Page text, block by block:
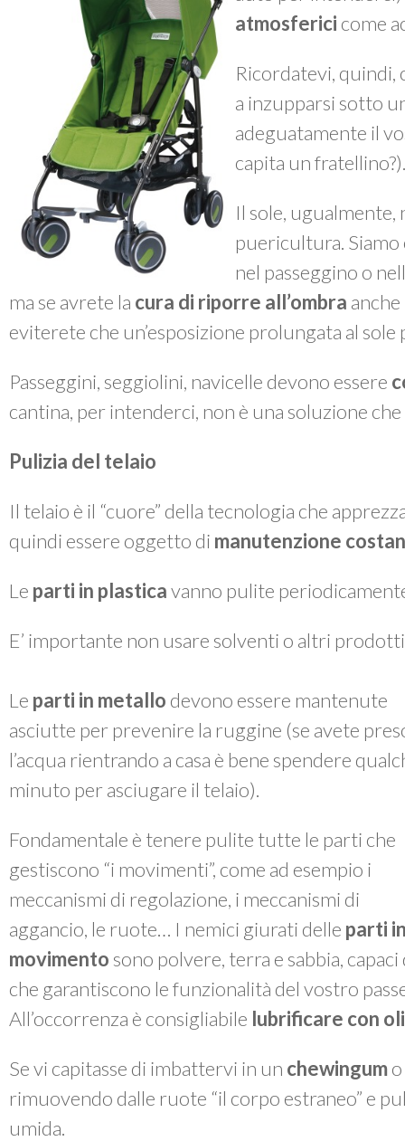
atmosferici come
Ricordatevi, quindi,
a inzupparsi sotto
adeguatamente il
capita un fratellino?).
Il sole, ugualmente,
puericultura.
nel passeggino o
ma se avrete la cura di riporre all’ombra
eviterete che un’esposizione prolungata al sole
Passeggini, seggiolini, navicelle devono essere
cantina, per intenderci, non è una soluzione
Pulizia del telaio
Il telaio è il “cuore” della tecnologia che
quindi essere oggetto di manutenzione
Le parti in plasticavanno pulite
E’ importante non usare solventi o altri
Le parti in metallo devono essere mantenute
asciutte per prevenire la ruggine (se avete
l’acqua rientrando a casa è bene spendere
minuto per asciugare il telaio).
Fondamentale è tenere pulite tutte le parti che
gestiscono “i movimenti”, come ad esempio i
meccanismi di regolazione, i meccanismi di
aggancio, le ruote… I nemici giurati delle parti
movimento sono polvere, terra e sabbia,
che garantiscono le funzionalità del vostro
All’occorrenza è consigliabile lubrificare con
Se vi capitasse di imbattervi in un chewingumo
rimuovendo dalle ruote “il corpo estraneo” e
umida.